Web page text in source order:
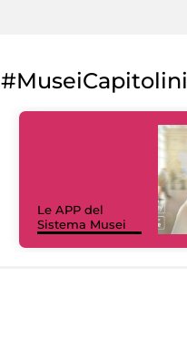
#MuseiCapitolini
Le APP del
Sistema Musei